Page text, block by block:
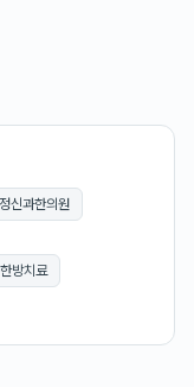
신과한의원
방치료